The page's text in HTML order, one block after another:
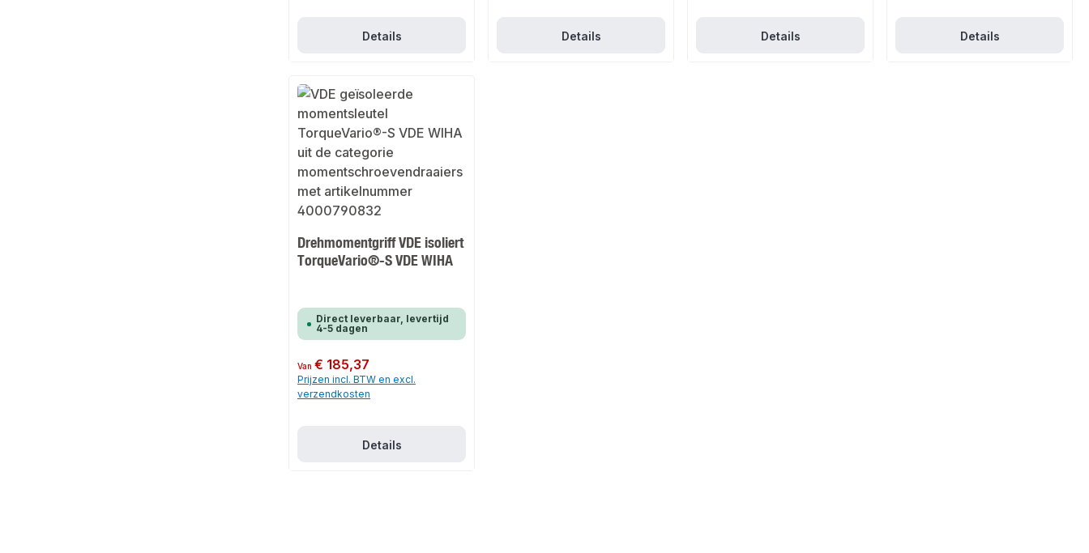
Details Details Details Details
Drehmomentgriff VDE isoliert
TorqueVario®-S VDE WIHA
Direct leverbaar, levertijd
4-5 dagen
Normale prijs:
Van€ 185,37
Prijzen incl. BTW en excl.
verzendkosten
Details